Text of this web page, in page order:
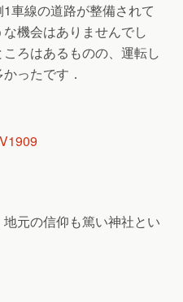
車線の道路が整備されて
機会はありませんでし
ろはあるものの、運転し
ったです．
元の信仰も篤い神社とい